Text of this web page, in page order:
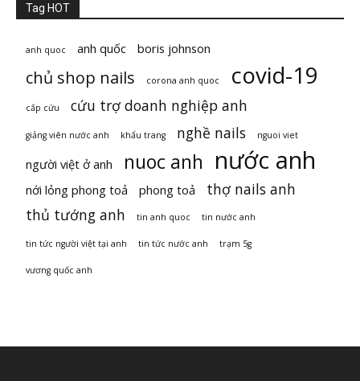
Tag HOT
anh quoc anh quốc boris johnson
chủ shop nails corona anh quoc covid-19
cấp cứu cứu trợ doanh nghiệp anh
giảng viên nước anh khẩu trang nghề nails nguoi viet
người việt ở anh nuoc anh nước anh
nới lỏng phong toả phong toả
thợ nails anh
thủ tướng anh
tin anh quoc tin nước anh
tin tức người việt tại anh tin tức nước anh trạm 5g
vương quốc anh